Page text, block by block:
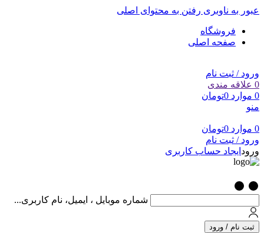
عبور به ناوبری رفتن به محتوای اصلی
فروشگاه
صفحه اصلی
ورود / ثبت نام
0 علاقه مندی
0 موارد 0تومان
منو
0 موارد 0تومان
ورود / ثبت نام
ورود ایجاد حساب کاربری
شماره موبایل ، ایمیل، نام کاربری...
ثبت نام / ورود